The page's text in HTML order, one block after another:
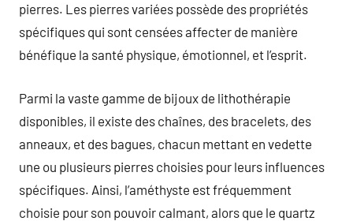
pierres. Les pierres variées possède des propriétés
spécifiques qui sont censées affecter de manière
bénéfique la santé physique, émotionnel, et l’esprit.
Parmi la vaste gamme de bijoux de lithothérapie
disponibles, il existe des chaînes, des bracelets, des
anneaux, et des bagues, chacun mettant en vedette
une ou plusieurs pierres choisies pour leurs influences
spécifiques. Ainsi, l’améthyste est fréquemment
choisie pour son pouvoir calmant, alors que le quartz